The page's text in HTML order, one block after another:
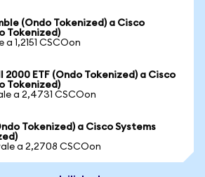
(Ondo Tokenized) a Cisco
Tokenized)
a 1,2151 CSCOon
2000 ETF (Ondo Tokenized) a Cisco
Tokenized)
a 2,4731 CSCOon
Tokenized) a Cisco Systems
a 2,2708 CSCOon